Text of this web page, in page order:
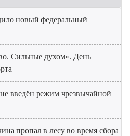
новый федеральный
Сильные духом». День
введён режим чрезвычайной
пропал в лесу во время сбора